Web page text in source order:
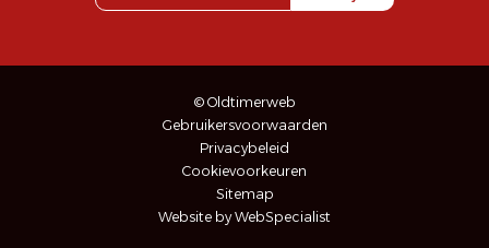
© Oldtimerweb
Gebruikersvoorwaarden
Privacybeleid
Cookievoorkeuren
Sitemap
Website by WebSpecialist